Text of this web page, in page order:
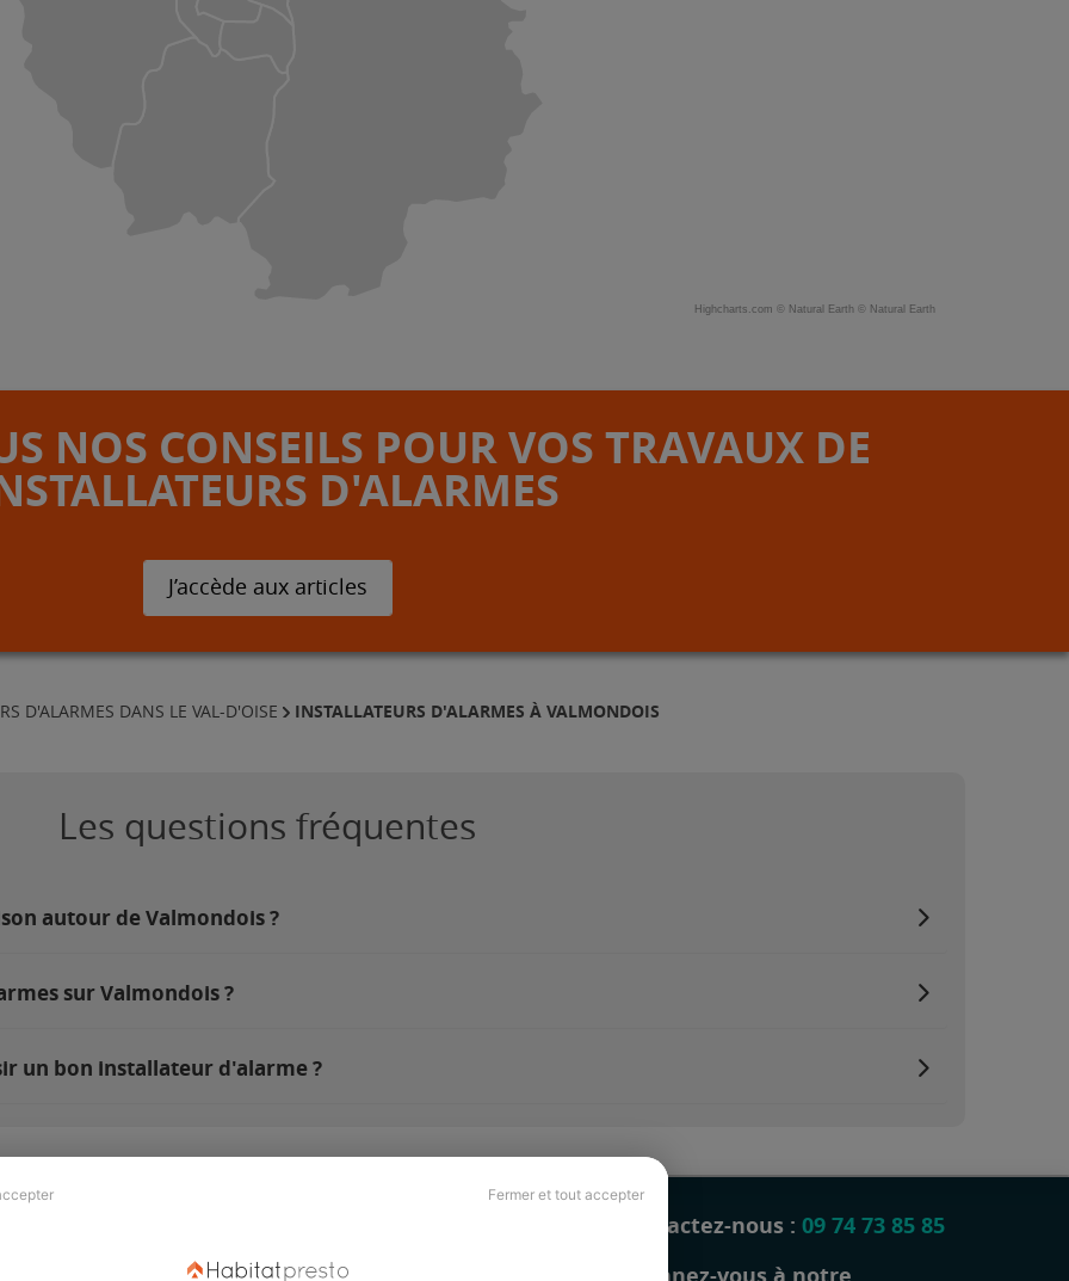
Fermer et tout accepter
Highcharts.com © Natural Earth © Natural Earth
NOS CONSEILS POUR VOS TRAVAUX DE
D'ALARMES
J’accède aux articles
D'ALARMES DANS LE VAL-D'OISE INSTALLATEURS D'ALARMES À VALMONDOIS
Les questions fréquentes
autour de Valmondois ?
sur Valmondois ?
un bon installateur d'alarme ?
Revue de presse
Contactez-nous : 09 74 73 85 85